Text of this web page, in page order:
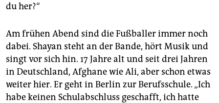
du her?“
Am frühen Abend sind die Fußballer immer noch
dabei. Shayan steht an der Bande, hört Musik und
singt vor sich hin. 17 Jahre alt und seit drei Jahren
in Deutschland, Afghane wie Ali, aber schon etwas
weiter hier. Er geht in Berlin zur Berufsschule. „Ich
habe keinen Schulabschluss geschafft, ich hatte